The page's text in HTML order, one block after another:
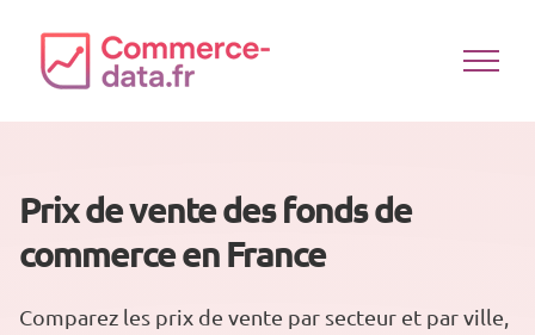
contenu
Prix de vente des fonds de
commerce en France
Comparez les prix de vente par secteur et par ville,